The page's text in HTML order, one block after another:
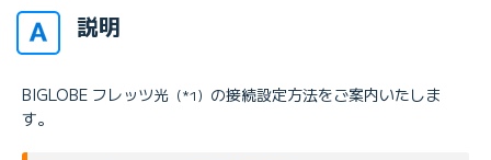
説明
BIGLOBE フレッツ光 （*1） の接続設定方法をご案内いたしま
す。